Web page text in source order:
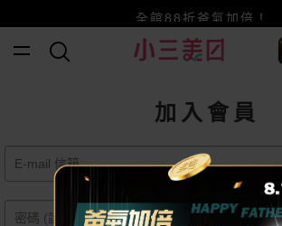
小三美日x全支付~美幣+全點折
全館88折爸氣加倍！
加入會員